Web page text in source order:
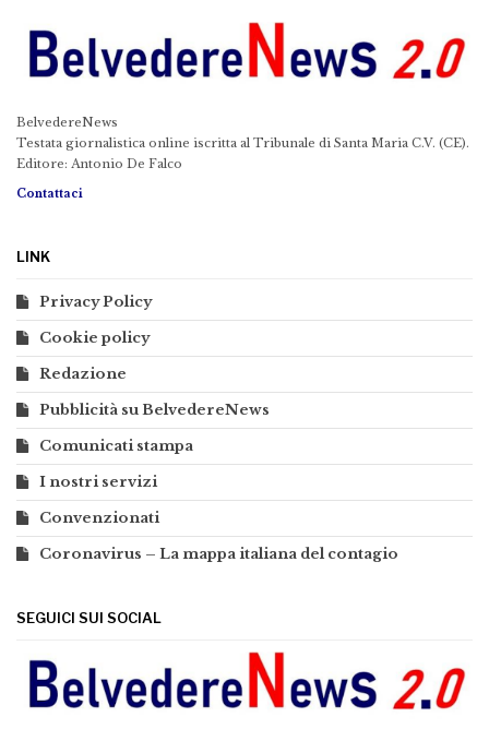
BelvedereNews
Testata giornalistica online iscritta al Tribunale di Santa Maria C.V. (CE).
Editore: Antonio De Falco
Contattaci
LINK
Privacy Policy
Cookie policy
Redazione
Pubblicità su BelvedereNews
Comunicati stampa
I nostri servizi
Convenzionati
Coronavirus – La mappa italiana del contagio
SEGUICI SUI SOCIAL